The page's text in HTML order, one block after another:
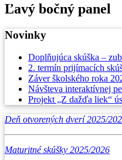
Ľavý bočný panel
Novinky
Doplňujúca skúška –
2. termín prijímacích
Záver školského roka
Návšteva interaktívnej
Projekt „Z dažďa liek“
Deň otvorených dverí 2025/
Maturitné skúšky 2025/2026